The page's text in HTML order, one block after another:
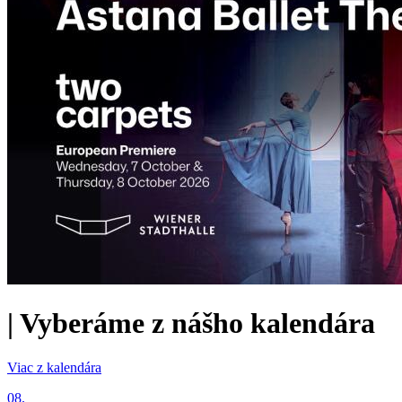
| Vyberáme z nášho kalendára
Viac z kalendára
08.